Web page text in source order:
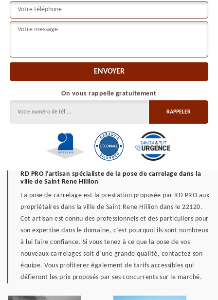
On vous rappelle gratuitement
RD PRO l’artisan spécialiste de la pose de carrelage dans la
ville de Saint Rene Hillion
La pose de carrelage est la prestation proposée par RD PRO aux
propriétaires dans la ville de Saint Rene Hillion dans le 22120.
Cet artisan est connu des professionnels et des particuliers pour
son expertise dans le domaine, c’est pourquoi ils sont nombreux
à lui faire confiance. Si vous tenez à ce que la pose de vos
nouveaux carrelages soit d’une grande qualité, contactez son
équipe. Vous profiterez également de tarifs accessibles qui
défieront les prix proposés par ses concurrents sur le marché.